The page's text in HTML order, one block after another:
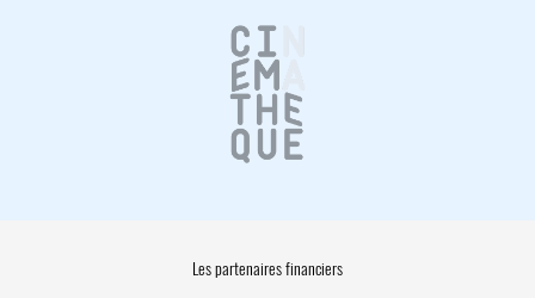
Les partenaires financiers